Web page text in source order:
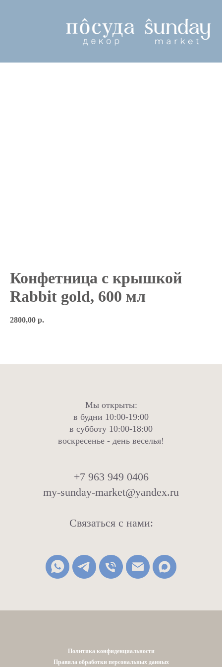
Конфетница с крышкой
Rabbit gold, 600 мл
2800,00 р.
Мы открыты:
в будни 10:00-19:00
в субботу 10:00-18:00
воскресенье - день веселья!
+7 963 949 0406
my-sunday-market@yandex.ru
Связаться с нами:
Политика конфиденциальности
Правила обработки персональных данных